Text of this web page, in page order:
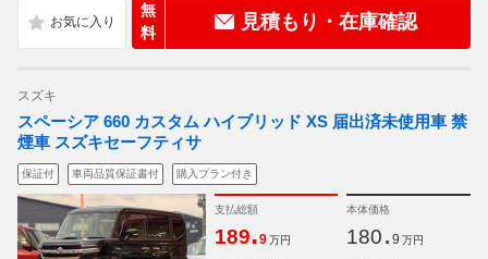
無
料
見積もり・在庫確認
スズキ
スペーシア 660 カスタム ハイブリッド XS 届出済未使用車 禁
煙車 スズキセーフティサ
保証付 車両品質保証書付 購入プラン付き
支払総額
189.9 万円
本体価格
180. 9 万円